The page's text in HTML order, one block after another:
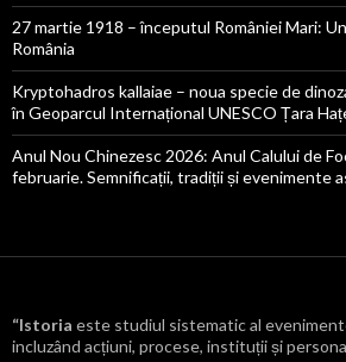
27 martie 1918 – începutul României Mari:
România
Kryptohadros kallaiae – noua specie de
în Geoparcul Internațional UNESCO Țara
Anul Nou Chinezesc 2026: Anul Calului de
februarie. Semnificații, tradiții și evenimente
“Istoria este studiul sistematic al
incluzând acțiuni, procese, instituții și